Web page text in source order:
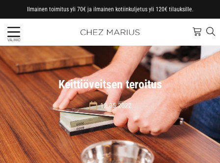
Ilmainen toimitus yli 70€ ja ilmainen kotiinkuljetus yli 120€ tilauksille.
VALIKKO
Keittiöveitsen teroitus
12.05.2022